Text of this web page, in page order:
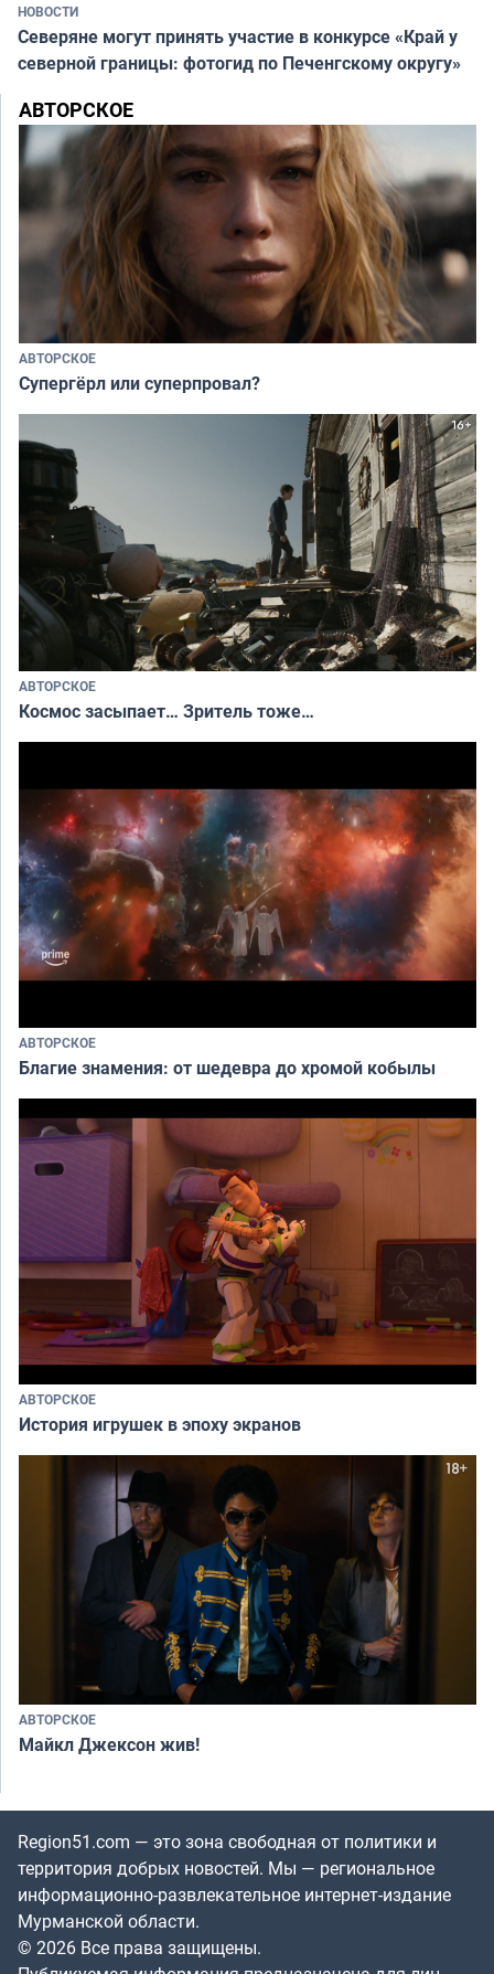
НОВОСТИ
Северяне могут принять участие в конкурсе «Край у
северной границы: фотогид по Печенгскому округу»
АВТОРСКОЕ
АВТОРСКОЕ
Супергёрл или суперпровал?
АВТОРСКОЕ
Космос засыпает… Зритель тоже…
АВТОРСКОЕ
Благие знамения: от шедевра до хромой кобылы
АВТОРСКОЕ
История игрушек в эпоху экранов
АВТОРСКОЕ
Майкл Джексон жив!
Region51.com — это зона свободная от политики и
территория добрых новостей. Мы — региональное
информационно-развлекательное интернет-издание
Мурманской области.
© 2026 Все права защищены.